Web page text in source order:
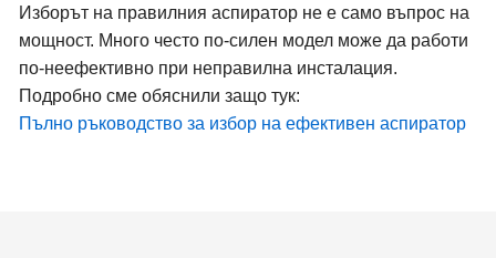
Изборът на правилния аспиратор не е само въпрос на
мощност. Много често по-силен модел може да работи
по-неефективно при неправилна инсталация.
Подробно сме обяснили защо тук:
Пълно ръководство за избор на ефективен аспиратор